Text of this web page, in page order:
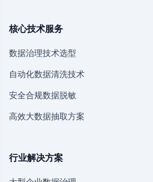
核心技术服务
数据治理技术选型
自动化数据清洗技术
安全合规数据脱敏
高效大数据抽取方案
行业解决方案